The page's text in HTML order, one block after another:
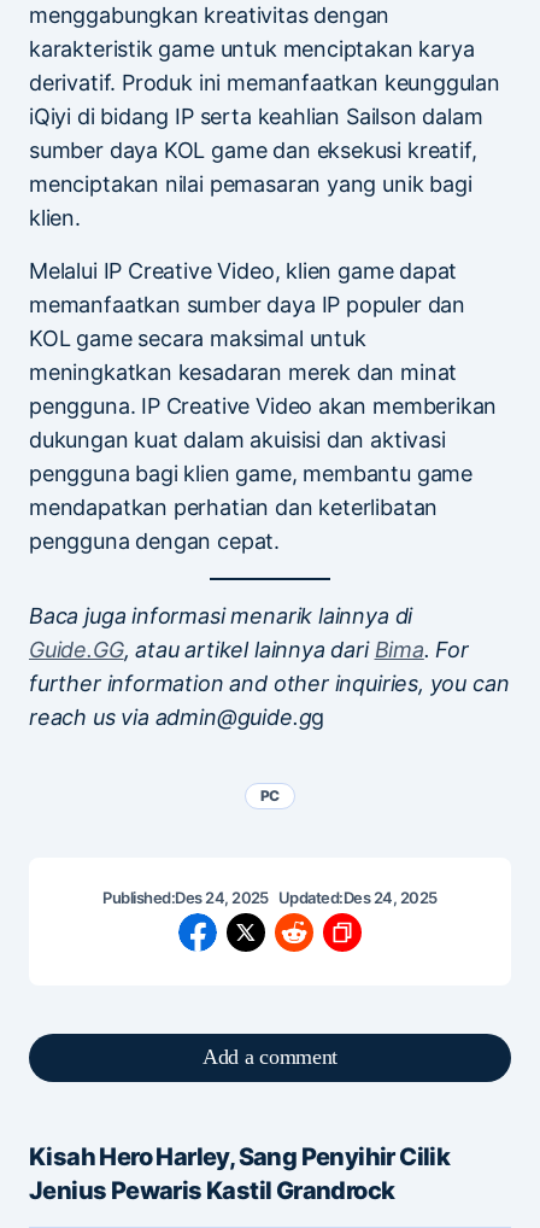
menggabungkan kreativitas dengan
karakteristik game untuk menciptakan karya
derivatif. Produk ini memanfaatkan keunggulan
iQiyi di bidang IP serta keahlian Sailson dalam
sumber daya KOL game dan eksekusi kreatif,
menciptakan nilai pemasaran yang unik bagi
klien.
Melalui IP Creative Video, klien game dapat
memanfaatkan sumber daya IP populer dan
KOL game secara maksimal untuk
meningkatkan kesadaran merek dan minat
pengguna. IP Creative Video akan memberikan
dukungan kuat dalam akuisisi dan aktivasi
pengguna bagi klien game, membantu game
mendapatkan perhatian dan keterlibatan
pengguna dengan cepat.
Baca juga informasi menarik lainnya di
Guide.GG, atau artikel lainnya dari Bima. For
further information and other inquiries, you can
reach us via admin@guide.gg
PC
Published:Des 24, 2025 Updated:Des 24, 2025
Add a comment
Alamat email Anda tidak akan dipublikasikan.
Ruas yang wajib ditandai*
Kisah Hero Harley, Sang Penyihir Cilik
Jenius Pewaris Kastil Grandrock